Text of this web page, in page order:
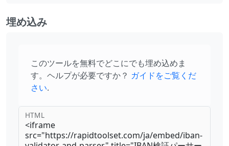
埋め込み
このツールを無料でどこにでも埋め込めま
す。ヘルプが必要ですか？ ガイドをご覧くだ
さい.
HTML